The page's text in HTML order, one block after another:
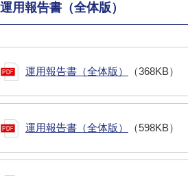
運用報告書（全体版）
運用報告書（全体版） （368KB）
運用報告書（全体版） （598KB）